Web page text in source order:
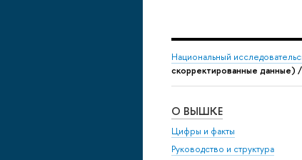
Национальный
скорректированные данные)
О ВЫШКЕ
Цифры и факты
Руководство и структура